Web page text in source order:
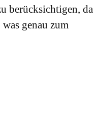
berücksichtigen, da
genau zum